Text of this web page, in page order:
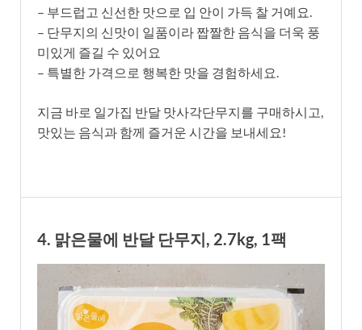
– 부드럽고 신선한 맛으로 입 안이 가득 찰 거예요.
– 단무지의 신맛이 일품이라 짭짤한 음식을 더욱 풍
미있게 즐길 수 있어요
– 특별한 가격으로 행복한 맛을 경험하세요.
지금 바로 일가집 반달 맛사각단무지를 구매하시고,
맛있는 음식과 함께 즐거운 시간을 보내세요!
4. 맑은물에 반달 단무지, 2.7kg, 1팩